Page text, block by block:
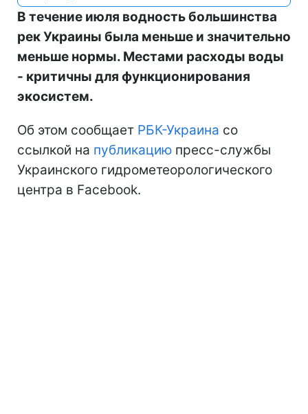
В течение июля водность большинства
рек Украины была меньше и значительно
меньше нормы. Местами расходы воды
- критичны для функционирования
экосистем.
Об этом сообщает РБК-Украина со
ссылкой на публикацию пресс-службы
Украинского гидрометеорологического
центра в Facebook.